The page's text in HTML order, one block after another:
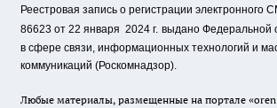
Реестровая запись о регистрации
86623 от 22 января 2024 г. выдано Федеральной
в сфере связи, информационных технологий и
коммуникаций (Роскомнадзор).
Любые материалы, размещенные на портале